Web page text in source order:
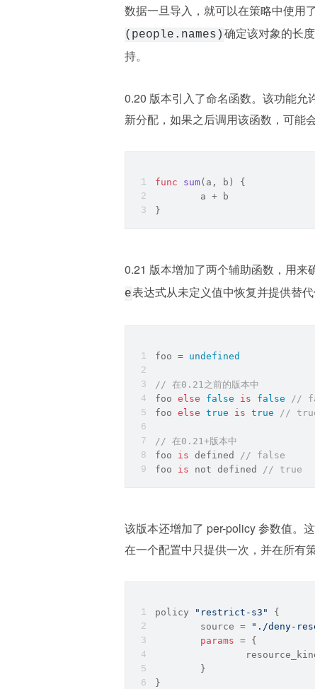
数据一旦导入，就可以在策略中使用
(people.names) 确定该对象的长
持。
0.20 版本引入了命名函数。该功能
新分配，如果之后调用该函数，可能
func sum(a, b)
{
	a + b
}
0.21 版本增加了两个辅助函数，用
e表达式从未定义值中恢复并提供替代
foo = undefined
// 在0.21之前的版本中
foo else false is false
//
foo else true is true //
// 在0.21+版本中
foo is defined
// false
foo is not defined // true
该版本还增加了 per-policy 参数值。
在一个配置中只提供一次，并在所有
policy "restrict-s3"
{
source =
"./deny-
params = {
	}
}